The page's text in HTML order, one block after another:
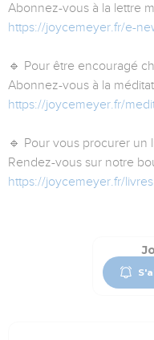
Abonnez-vous à la lettre
https://joycemeyer.fr/e-
🔹 Pour être encouragé
Abonnez-vous à la
https://joycemeyer.fr/
🔹 Pour vous procurer un
Rendez-vous sur notre
https://joycemeyer.fr/livres